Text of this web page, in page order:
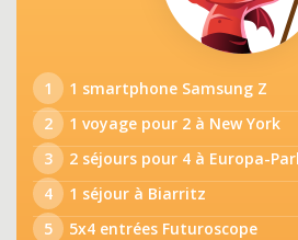
1
1 smartphone Samsung Z
2
1 voyage pour 2 à New York
3
2 séjours pour 4 à Europa-
4
1 séjour à Biarritz
5
5x4 entrées Futuroscope